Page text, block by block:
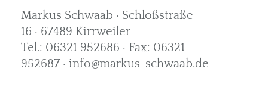
Markus Schwaab · Schloßstraße
16 · 67489 Kirrweiler
Tel.: 06321 952686 · Fax: 06321
952687 · info@markus-schwaab.de